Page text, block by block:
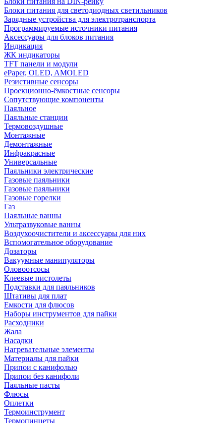
Блоки питания для светодиодных светильников
Зарядные устройства для электротранспорта
Программируемые источники питания
Аксессуары для блоков питания
Индикация
ЖК индикаторы
TFT панели и модули
ePaper, OLED, AMOLED
Резистивные сенсоры
Проекционно-ёмкостные сенсоры
Сопутствующие компоненты
Паяльное
Паяльные станции
Термовоздушные
Монтажные
Демонтажные
Инфракрасные
Универсальные
Паяльники электрические
Газовые паяльники
Газовые паяльники
Газовые горелки
Газ
Паяльные ванны
Ультразвуковые ванны
Воздухоочистители и аксессуары для них
Вспомогательное оборудование
Дозаторы
Вакуумные манипуляторы
Оловоотсосы
Клеевые пистолеты
Подставки для паяльников
Штативы для плат
Емкости для флюсов
Наборы инструментов для пайки
Расходники
Жала
Насадки
Нагревательные элементы
Материалы для пайки
Припои с канифолью
Припои без канифоли
Паяльные пасты
Флюсы
Оплетки
Термоинструмент
Термопинцеты